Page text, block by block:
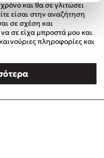
και θα σε γλιτώσει
είσαι στην αναζήτηση
σε σχέση και
σε είχα μπροστά μου και
πληροφορίες και